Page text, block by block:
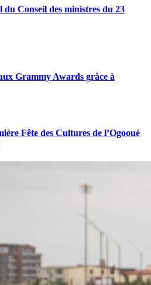
Conseil des ministres du 23
Grammy Awards grâce à
Fête des Cultures de l’Ogooué